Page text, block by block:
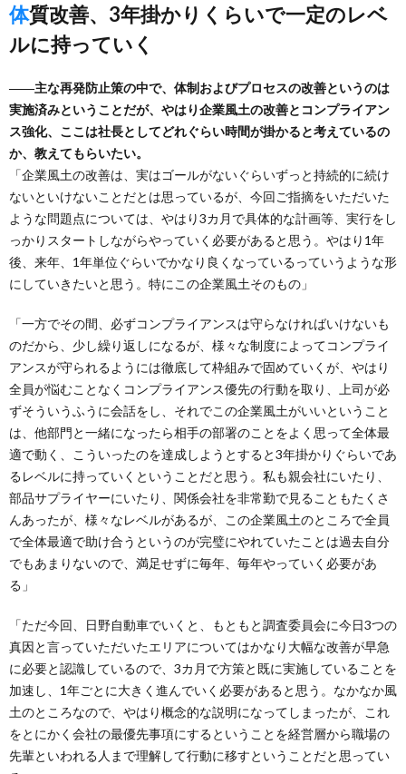
体質改善、3年掛かりくらいで一定のレベ
ルに持っていく
――主な再発防止策の中で、体制およびプロセスの改善というのは
実施済みということだが、やはり企業風土の改善とコンプライアン
ス強化、ここは社長としてどれぐらい時間が掛かると考えているの
か、教えてもらいたい。
「企業風土の改善は、実はゴールがないぐらいずっと持続的に続け
ないといけないことだとは思っているが、今回ご指摘をいただいた
ような問題点については、やはり3カ月で具体的な計画等、実行をし
っかりスタートしながらやっていく必要があると思う。やはり1年
後、来年、1年単位ぐらいでかなり良くなっているっていうような形
にしていきたいと思う。特にこの企業風土そのもの」
「一方でその間、必ずコンプライアンスは守らなければいけないも
のだから、少し繰り返しになるが、様々な制度によってコンプライ
アンスが守られるようには徹底して枠組みで固めていくが、やはり
全員が悩むことなくコンプライアンス優先の行動を取り、上司が必
ずそういうふうに会話をし、それでこの企業風土がいいということ
は、他部門と一緒になったら相手の部署のことをよく思って全体最
適で動く、こういったのを達成しようとすると3年掛かりぐらいであ
るレベルに持っていくということだと思う。私も親会社にいたり、
部品サプライヤーにいたり、関係会社を非常勤で見ることもたくさ
んあったが、様々なレベルがあるが、この企業風土のところで全員
で全体最適で助け合うというのが完璧にやれていたことは過去自分
でもあまりないので、満足せずに毎年、毎年やっていく必要があ
る」
「ただ今回、日野自動車でいくと、もともと調査委員会に今日3つの
真因と言っていただいたエリアについてはかなり大幅な改善が早急
に必要と認識しているので、3カ月で方策と既に実施していることを
加速し、1年ごとに大きく進んでいく必要があると思う。なかなか風
土のところなので、やはり概念的な説明になってしまったが、これ
をとにかく会社の最優先事項にするということを経営層から職場の
先輩といわれる人まで理解して行動に移すということだと思ってい